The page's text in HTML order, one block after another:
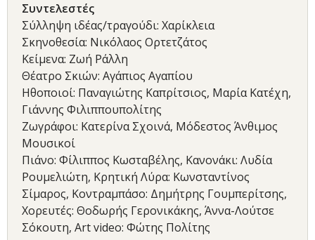
Συντελεστές
Σύλληψη ιδέας/τραγούδι: Χαρίκλεια
Σκηνοθεσία: Νικόλαος Ορτετζάτος
Κείμενα: Ζωή Ράλλη
Θέατρο Σκιών: Αγάπιος Αγαπίου
Ηθοποιοί: Παναγιώτης Καπρίτσιος, Μαρία Κατέχη,
Γιάννης Φιλιππουπολίτης
Ζωγράφοι: Κατερίνα Σχοινά, Μόδεστος Άνθιμος
Μουσικοί
Πιάνο: Φίλιππος Κωσταβέλης, Κανονάκι: Λυδία
Ρουμελιώτη, Κρητική Λύρα: Κωνσταντίνος
Σίμαρος, Κοντραμπάσο: Δημήτρης Γουμπερίτσης,
Χορευτές: Θοδωρής Γερονικάκης, Άννα-Λούτσε
Σόκουτη, Αrt video: Φώτης Πολίτης